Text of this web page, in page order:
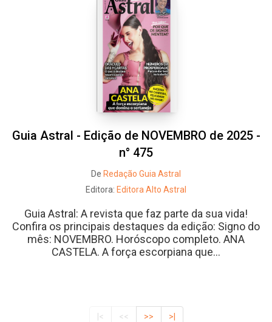
Guia Astral - Edição de NOVEMBRO de 2025 -
n° 475
De Redação Guia Astral
Editora: Editora Alto Astral
Guia Astral: A revista que faz parte da sua vida!
Confira os principais destaques da edição: Signo do
mês: NOVEMBRO. Horóscopo completo. ANA
CASTELA. A força escorpiana que...
|< << >> >|